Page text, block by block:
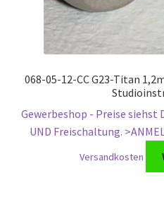
068-05-12-CC G23-Titan
Gewerbeshop - Preise siehst
UND Freischaltung.
Versandkosten